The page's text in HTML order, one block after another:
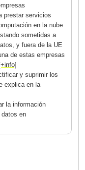
prestar servicios
en la nube
sometidas a
y fuera de la UE
de estas empresas
[+info]
y suprimir los
explica en la
la información
en